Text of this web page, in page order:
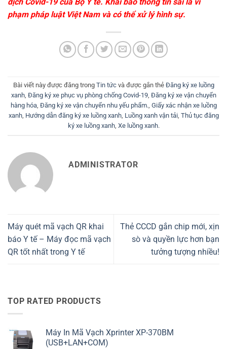
phạm pháp luật Việt Nam và có thể xử lý hình sự.
Bài viết này được đăng trong Tin tứcvà được gắn thẻ Đăng ký xe luồng
xanh, Đăng ký xe phục vụ phòng chống Covid-19, Đăng ký xe vận chuyển
hàng hóa, Đăng ký xe vận chuyển nhu yếu phẩm., Giấy xác nhận xe luồng
xanh, Hướng dẫn đăng ký xe luồng xanh, Luồng xanh vận tải, Thủ tục đăng
ký xe luồng xanh, Xe luồng xanh.
ADMINISTRATOR
Máy quét mã vạch QR khai
báo Y tế – Máy đọc mã vạch
QR tốt nhất trong Y tế
Thẻ CCCD gắn chip mới, xịn
sò và quyền lực hơn bạn
tưởng tượng nhiều!
TOP RATED PRODUCTS
Máy In Mã Vạch Xprinter XP-370BM
(USB+LAN+COM)